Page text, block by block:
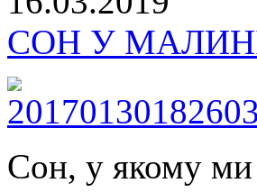
СОН У МАЛИНІ
Сон, у якому ми